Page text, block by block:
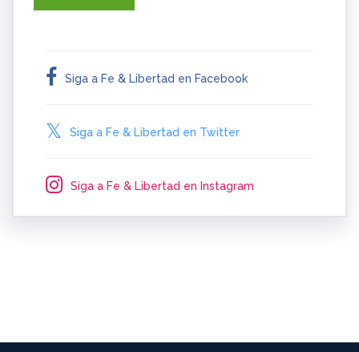
Siga a Fe & Libertad en Facebook
Siga a Fe & Libertad en Twitter
Siga a Fe & Libertad en Instagram